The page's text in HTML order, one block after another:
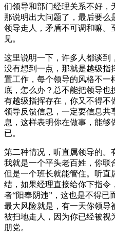
们领导和部门经理关系不好，
那说明出大问题了，最后要么
领导走人，矛盾不可调和嘛。
见。
这里说明一下，许多人都谈到
没有想到一点，那就是越级指
置工作，每个领导的风格不一
底，怎么办？总不能把领导也
有越级指挥存在，你又不得不
领导反馈信息，一定要信息共
息，这样表明你在做事，能
已。
第二种情况，听直属领导的。
我就是一个平头老百姓，你联
但是一个班长就能管住。听直
结，如果经理直接给你下指令
者“阳奉阴违”，这也是不得已
最大风险就是，有一天你领导
被扫地走人，因为你已经被视
朋党。